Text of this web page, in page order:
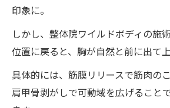
印象に。
しかし、整体院ワイルドボディの施
位置に戻ると、胸が自然と前に出て
具体的には、筋膜リリースで筋肉の
肩甲骨剥がしで可動域を広げること